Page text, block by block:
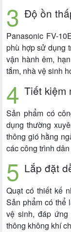
Độ ồn
Panasonic FV-
phù hợp sử dụng
vận hành êm,
tắm, nhà vệ sinh
Tiết kiệm
Sản phẩm có
dụng thường
thông gió hằng
các công trình
Lắp đặt
Quạt có thiết kế
Sản phẩm có thể
vệ sinh, đáp
thông không khí